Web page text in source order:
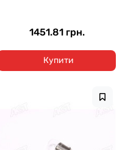
1451.81 грн.
Купити